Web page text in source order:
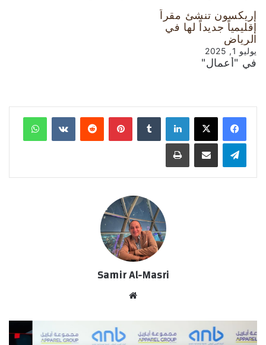
إريكسون تنشئ مقراً
إقليمياً جديداً لها في
الرياض
يوليو 1, 2025
في "أعمال"
لينكدإن بينتيريست
Samir Al-Masri
الوي
ب